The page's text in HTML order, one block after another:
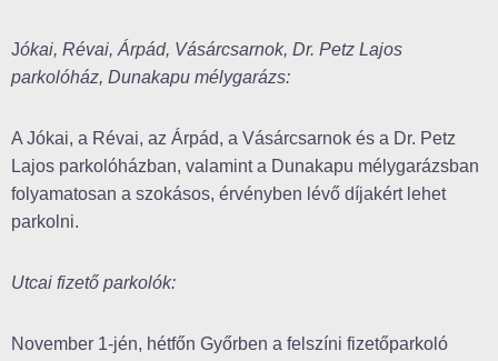
Jókai, Révai, Árpád, Vásárcsarnok, Dr. Petz Lajos
parkolóház, Dunakapu mélygarázs:
A Jókai, a Révai, az Árpád, a Vásárcsarnok és a Dr. Petz
Lajos parkolóházban, valamint a Dunakapu mélygarázsban
folyamatosan a szokásos, érvényben lévő díjakért lehet
parkolni.
Utcai fizető parkolók:
November 1-jén, hétfőn Győrben a felszíni fizetőparkoló